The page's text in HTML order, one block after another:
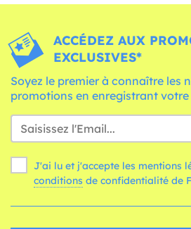
ACCÉDEZ AUX
EXCLUSIVES*
Soyez le premier à connaître les
promotions en enregistrant votre
J'ai lu et j'accepte les mentions
conditions de confidentialité de